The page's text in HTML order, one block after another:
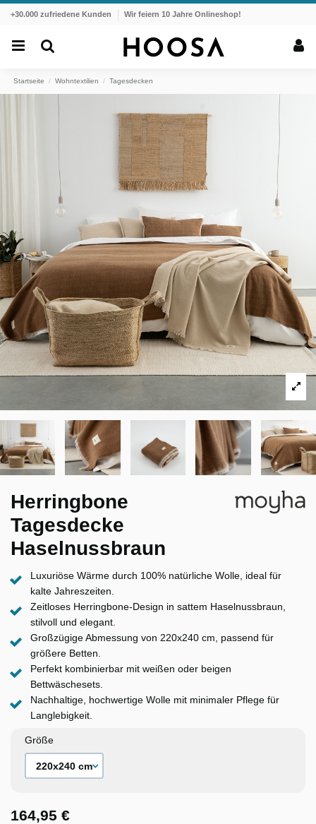
+30.000 zufriedene Kunden Wir feiern 10 Jahre Onlineshop!
Startseite Wohntextilien Tagesdecken
Herringbone
Tagesdecke
Haselnussbraun
Luxuriöse Wärme durch 100% natürliche Wolle, ideal für
kalte Jahreszeiten.
Zeitloses Herringbone-Design in sattem Haselnussbraun,
stilvoll und elegant.
Großzügige Abmessung von 220x240 cm, passend für
größere Betten.
Perfekt kombinierbar mit weißen oder beigen
Bettwäschesets.
Nachhaltige, hochwertige Wolle mit minimaler Pflege für
Langlebigkeit.
Größe
164,95 €